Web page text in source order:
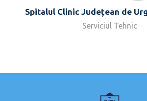
Spitalul Clinic Județean de
Serviciul Tehnic